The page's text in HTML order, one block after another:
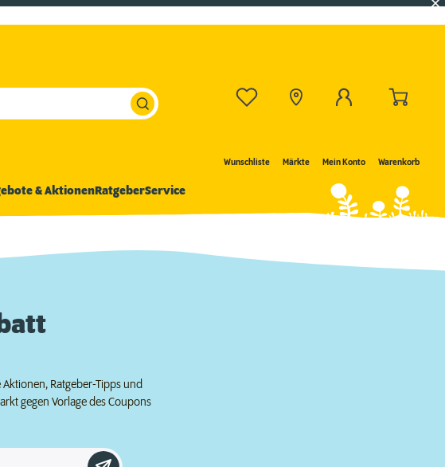
Wunschliste Märkte Mein Konto Warenkorb
& AktionenRatgeberService
Ratgeber-Tipps und
gegen Vorlage des Coupons